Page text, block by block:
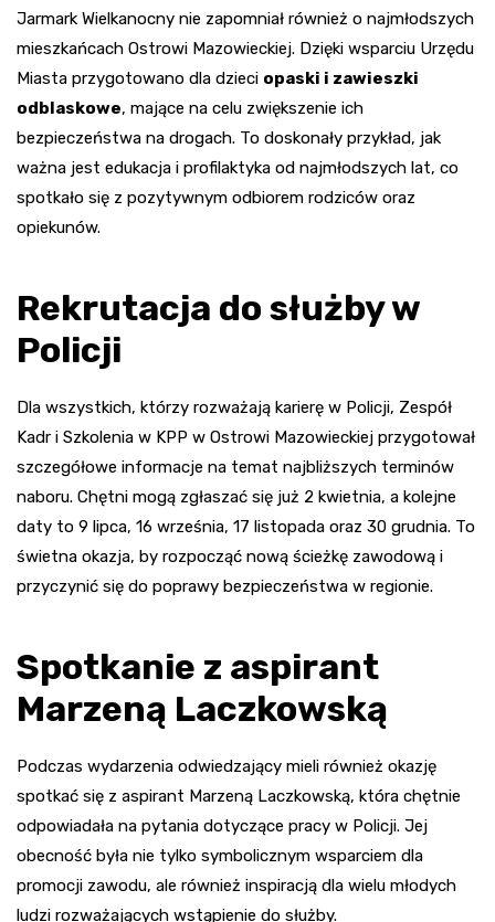
Jarmark Wielkanocny nie zapomniał również o najmłodszych
mieszkańcach Ostrowi Mazowieckiej. Dzięki wsparciu Urzędu
Miasta przygotowano dla dzieci opaski i zawieszki
odblaskowe, mające na celu zwiększenie ich
bezpieczeństwa na drogach. To doskonały przykład, jak
ważna jest edukacja i profilaktyka od najmłodszych lat, co
spotkało się z pozytywnym odbiorem rodziców oraz
opiekunów.
Rekrutacja do służby w
Policji
Dla wszystkich, którzy rozważają karierę w Policji, Zespół
Kadr i Szkolenia w KPP w Ostrowi Mazowieckiej przygotował
szczegółowe informacje na temat najbliższych terminów
naboru. Chętni mogą zgłaszać się już 2 kwietnia, a kolejne
daty to 9 lipca, 16 września, 17 listopada oraz 30 grudnia. To
świetna okazja, by rozpocząć nową ścieżkę zawodową i
przyczynić się do poprawy bezpieczeństwa w regionie.
Spotkanie z aspirant
Marzeną Laczkowską
Podczas wydarzenia odwiedzający mieli również okazję
spotkać się z aspirant Marzeną Laczkowską, która chętnie
odpowiadała na pytania dotyczące pracy w Policji. Jej
obecność była nie tylko symbolicznym wsparciem dla
promocji zawodu, ale również inspiracją dla wielu młodych
ludzi rozważających wstąpienie do służby.